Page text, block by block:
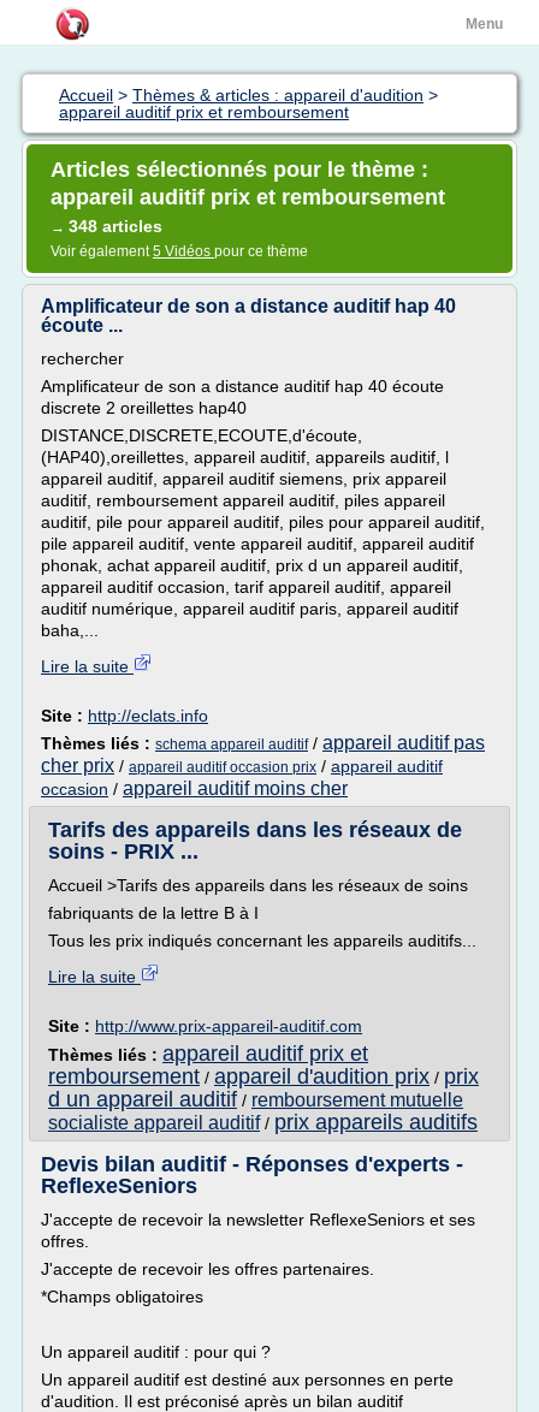
Menu
Accueil > Thèmes & articles : appareil d'audition >
appareil auditif prix et remboursement
Articles sélectionnés pour le thème :
appareil auditif prix et remboursement
→ 348 articles
Voir également5 Vidéos pour ce thème
Amplificateur de son a distance auditif hap 40
écoute ...
rechercher
Amplificateur de son a distance auditif hap 40 écoute
discrete 2 oreillettes hap40
DISTANCE,DISCRETE,ECOUTE,d'écoute,
(HAP40),oreillettes, appareil auditif, appareils auditif, l
appareil auditif, appareil auditif siemens, prix appareil
auditif, remboursement appareil auditif, piles appareil
auditif, pile pour appareil auditif, piles pour appareil auditif,
pile appareil auditif, vente appareil auditif, appareil auditif
phonak, achat appareil auditif, prix d un appareil auditif,
appareil auditif occasion, tarif appareil auditif, appareil
auditif numérique, appareil auditif paris, appareil auditif
baha,...
Lire la suite
Site : http://eclats.info
Thèmes liés : schema appareil auditif/ appareil auditif pas
cher prix / appareil auditif occasion prix / appareil auditif
occasion / appareil auditif moins cher
Tarifs des appareils dans les réseaux de
soins - PRIX ...
Accueil >Tarifs des appareils dans les réseaux de soins
fabriquants de la lettre B à I
Tous les prix indiqués concernant les appareils auditifs...
Lire la suite
Site : http://www.prix-appareil-auditif.com
Thèmes liés : appareil auditif prix et
remboursement / appareil d'audition prix / prix
d un appareil auditif / remboursement mutuelle
socialiste appareil auditif/ prix appareils auditifs
Devis bilan auditif - Réponses d'experts -
ReflexeSeniors
J'accepte de recevoir la newsletter ReflexeSeniors et ses
offres.
J'accepte de recevoir les offres partenaires.
*Champs obligatoires
Un appareil auditif : pour qui ?
Un appareil auditif est destiné aux personnes en perte
d'audition. Il est préconisé après un bilan auditif